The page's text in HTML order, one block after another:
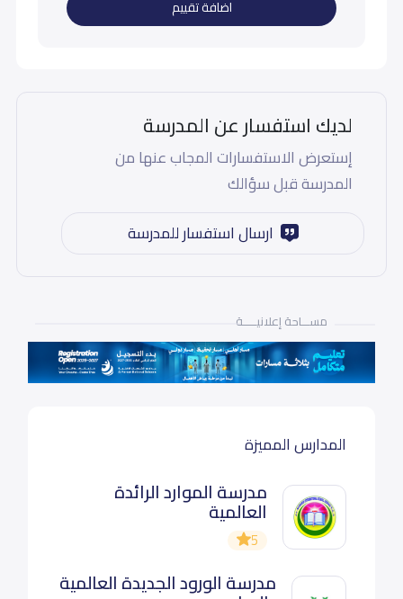
اضافة تقييم
لديك استفسار عن المدرسة
إستعرض الاستفسارات المجاب عنها من
المدرسة قبل سؤالك
ارسال استفسار للمدرسة
مســـاحة إعلانيـــــة
المدارس المميزة
مدرسة الموارد الرائدة
العالمية
5
مدرسة الورود الجديدة العالمية